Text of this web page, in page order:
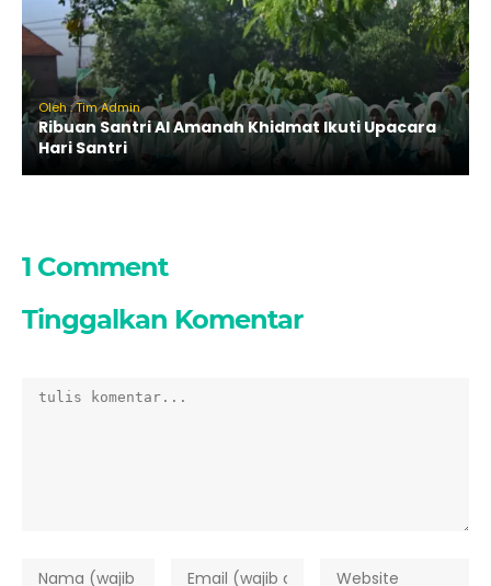
Oleh : Tim Admin
Ribuan Santri Al Amanah Khidmat Ikuti Upacara
Hari Santri
1 Comment
Tinggalkan Komentar